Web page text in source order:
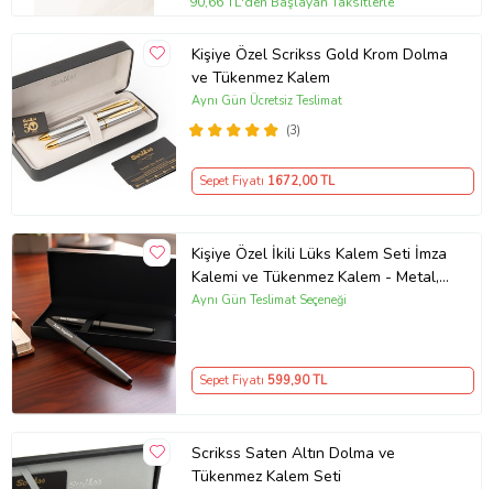
Kişiye Özel Scrikss Gold Krom Dolma
ve Tükenmez Kalem
(3)
Aynı Gün Ücretsiz Teslimat
Sepet Fiyatı 1672,00 TL
Kişiye Özel İkili Lüks Kalem Seti İmza
Kalemi ve Tükenmez Kalem - Metal,
Şık Tasarım Premium Kalem Seti
Aynı Gün Teslimat Seçeneği
Sepet Fiyatı 599,90 TL
Scrikss Saten Altın Dolma ve
Tükenmez Kalem Seti